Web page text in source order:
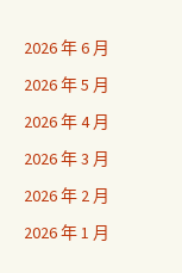
2026 年 6 月
2026 年 5 月
2026 年 4 月
2026 年 3 月
2026 年 2 月
2026 年 1 月